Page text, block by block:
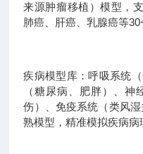
来源肿瘤移植）模型，
肺癌、肝癌、乳腺癌等
疾病模型库：呼吸系统
（糖尿病、肥胖）、
伤）、免疫系统（类风
熟模型，精准模拟疾病病